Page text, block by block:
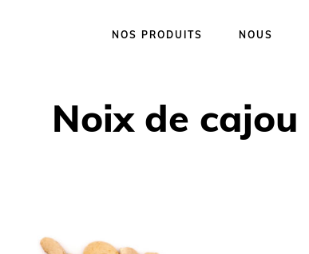
NOS PRODUITS NOUS
Noix de